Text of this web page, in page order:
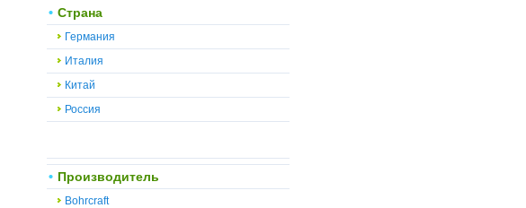
Страна
Германия
Италия
Китай
Россия
Производитель
Bohrcraft